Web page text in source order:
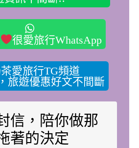
很愛旅行WhatsApp
愛旅行TG頻道
旅遊優惠好文不間斷
信，陪你做那
著的決定